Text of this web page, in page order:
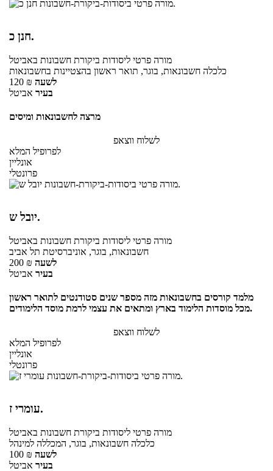
חנן כ.
מורה פרטי ליסודות ביקורת חשבונות באביטל
כלכלה חשבונאות, בוגר, תואר ראשון בהצטיינות בחשבונאות
120 ₪ לשעה
בעיר אביטל
מרצה לחשבונאות ומיסים
לשלוח ווצאפ
לפרופיל המלא
אונליין
פרונטלי
יובל ש.
מורה פרטי ליסודות ביקורת חשבונות באביטל
חשבונאות, בוגר, אוניברסיטת תל אביב
200 ₪ לשעה
בעיר אביטל
מלמד קורסים בחשבונאות מזה מספר שנים סטודנטים לתואר ראשון
מכל מוסדות הלימוד בארץ ומתאים את עצמי לרמת מוסד הלימודים.
לשלוח ווצאפ
לפרופיל המלא
אונליין
פרונטלי
עומרי ז.
מורה פרטי ליסודות ביקורת חשבונות באביטל
כלכלה חשבונאות, בוגר, המכללה למינהל
100 ₪ לשעה
בעיר אביטל